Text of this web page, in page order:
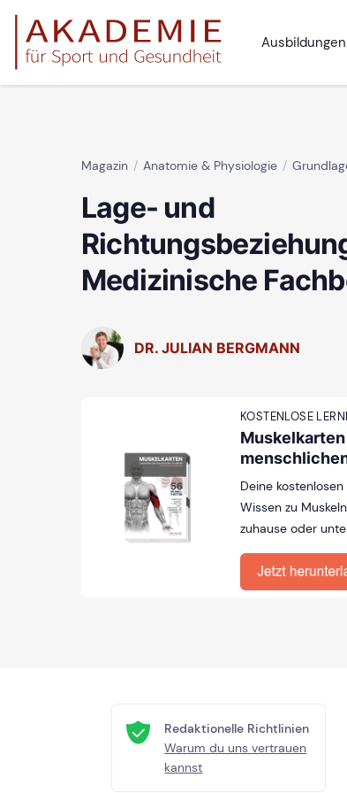
Ausbildungen
Magazin Anatomie & Physiologie
Lage- und
Medizinische
DR. JULIAN BERGMANN
KOSTENLOSE
Deine
Wissen zu
zuhause oder
Redaktionelle Richtlinien
Warum du uns vertrauen
kannst